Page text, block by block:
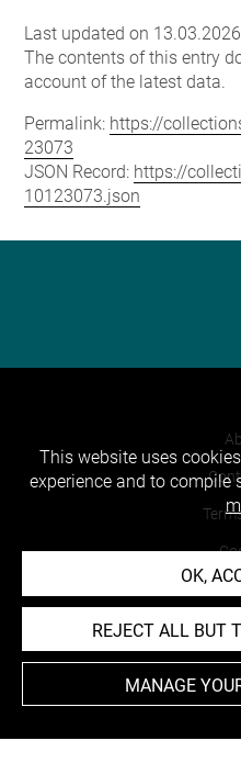
Last updated on 13.03.2026
The contents of this entry
account of the latest data.
Permalink: https://
23073
JSON Record: https://
10123073.json
Accessibility
This website uses
experience and to compile
OK,
REJECT ALL BUT
MANAGE